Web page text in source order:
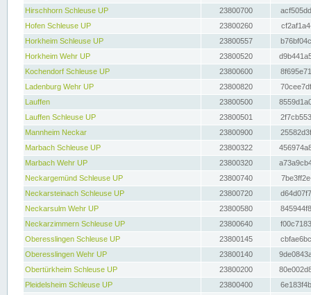
Hirschhorn Schleuse UP
23800700
Hofen Schleuse UP
23800260
Horkheim Schleuse UP
23800557
Horkheim Wehr UP
23800520
Kochendorf Schleuse UP
23800600
Ladenburg Wehr UP
23800820
Lauffen
23800500
Lauffen Schleuse UP
23800501
Mannheim Neckar
23800900
Marbach Schleuse UP
23800322
Marbach Wehr UP
23800320
Neckargemünd Schleuse UP
23800740
Neckarsteinach Schleuse UP
23800720
Neckarsulm Wehr UP
23800580
Neckarzimmern Schleuse UP
23800640
Oberesslingen Schleuse UP
23800145
Oberesslingen Wehr UP
23800140
Obertürkheim Schleuse UP
23800200
Pleidelsheim Schleuse UP
23800400